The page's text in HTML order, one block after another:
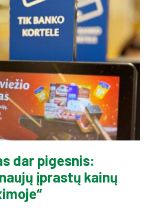
dar pigesnis:
įprastų kainų